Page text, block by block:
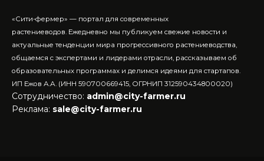
«Сити-фермер» — портал для современных
растениеводов. Ежедневно мы публикуем свежие новости и
актуальные тенденции мира прогрессивного растениеводства,
общаемся с экспертами и лидерами отрасли, рассказываем об
образовательных программах и делимся идеями для стартапов.
ИП Ежов А.А. (ИНН 590700669415, ОГРНИП 312590434800020)
Сотрудничество: admin@city-farmer.ru
Реклама: sale@city-farmer.ru